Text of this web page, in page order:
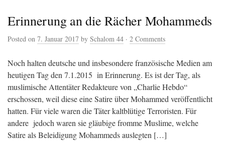
Erinnerung an die Rächer Mohammeds
Posted on 7. Januar 2017 by Schalom 44 · 2 Comments
Noch halten deutsche und insbesondere französische Medien am
heutigen Tag den 7.1.2015 in Erinnerung. Es ist der Tag, als
muslimische Attentäter Redakteure von „Charlie Hebdo“
erschossen, weil diese eine Satire über Mohammed veröffentlicht
hatten. Für viele waren die Täter kaltblütige Terroristen. Für
andere jedoch waren sie gläubige fromme Muslime, welche
Satire als Beleidigung Mohammeds auslegten […]